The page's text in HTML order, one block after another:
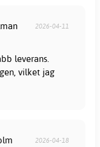
2026-04-11
leverans.
vilket jag
2026-04-18